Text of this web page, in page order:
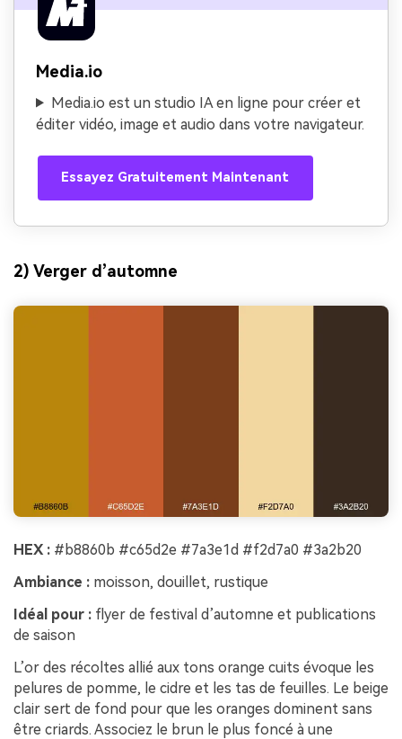
Media.io
Media.io est un studio IA en ligne pour créer et
éditer vidéo, image et audio dans votre navigateur.
Essayez Gratuitement Maintenant
2) Verger d’automne
HEX : #b8860b #c65d2e #7a3e1d #f2d7a0 #3a2b20
Ambiance : moisson, douillet, rustique
Idéal pour : flyer de festival d’automne et publications
de saison
L’or des récoltes allié aux tons orange cuits évoque les
pelures de pomme, le cidre et les tas de feuilles. Le beige
clair sert de fond pour que les oranges dominent sans
être criards. Associez le brun le plus foncé à une